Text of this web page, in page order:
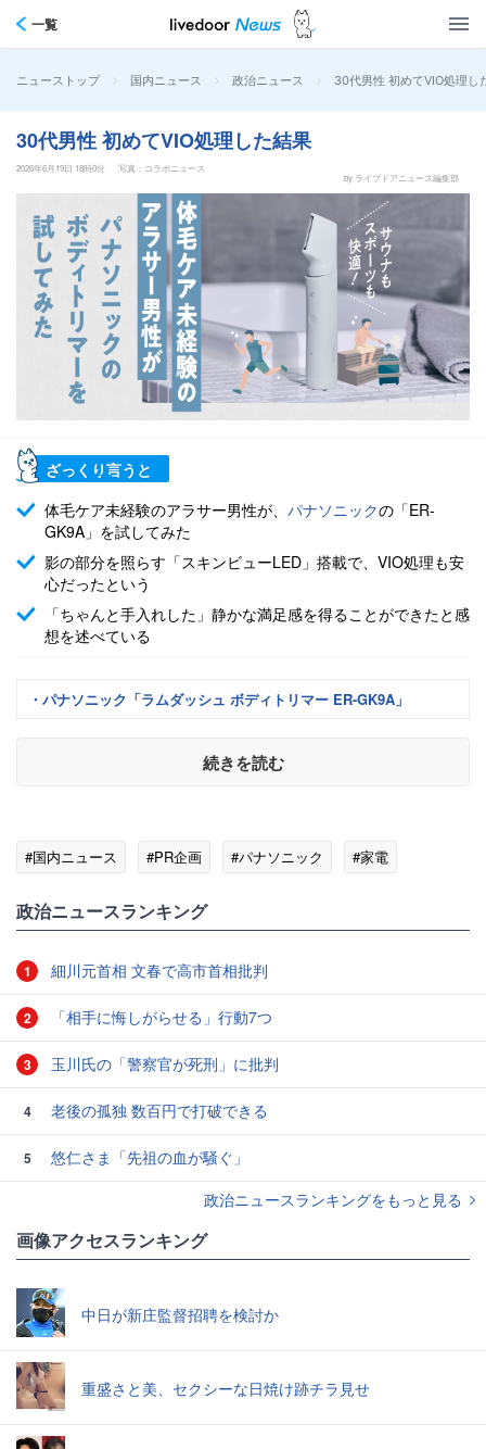
一覧
ニューストップ > 国内ニュース > 政治ニュース > 30代男性 初めてVIO処理し
30代男性 初めてVIO処理した結果
2026年6月19日 18時0分
写真：コラボニュース
by ライブドアニュース編集部
ざっくり言うと
体毛ケア未経験のアラサー男性が、 パナソニックの「ER-
GK9A」を試してみた
影の部分を照らす「スキンビューLED」搭載で、VIO処理も安
心だったという
「ちゃんと手入れした」静かな満足感を得ることができたと感
想を述べている
・パナソニック「ラムダッシュ ボディトリマー ER-GK9A」
続きを読む
#国内ニュース #PR企画 #パナソニック #家電
政治ニュースランキング
1 細川元首相 文春で高市首相批判
2 「相手に悔しがらせる」行動7つ
3 玉川氏の「警察官が死刑」に批判
4 老後の孤独 数百円で打破できる
5
悠仁さま「先祖の血が騒ぐ」
政治ニュースランキングをもっと見る
画像アクセスランキング
中日が新庄監督招聘を検討か
重盛さと美、セクシーな日焼け跡チラ見せ